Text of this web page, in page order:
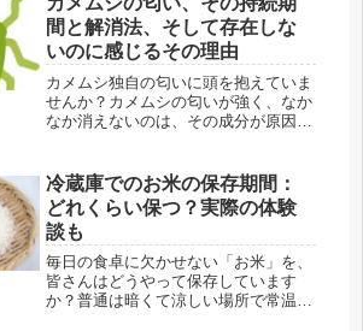
間と解消法、そして存在しな
いのに感じるその理由
カメムシ独自の匂いに頭を抱えていま
せんか？カメムシの匂いが強く、なか
なか消えないのは、その成分が原因と
早い段階でなくすことも可能です。ご
安心ください。この記事では、カメム
シ...
冷蔵庫でのお米の保存期間：
どれくらい保つ？実際の体験
談も
毎日の食卓に欠かせない「お米」を、
皆さんはどうやって保存しています
か？普通は暗くて涼しい場所で常温保